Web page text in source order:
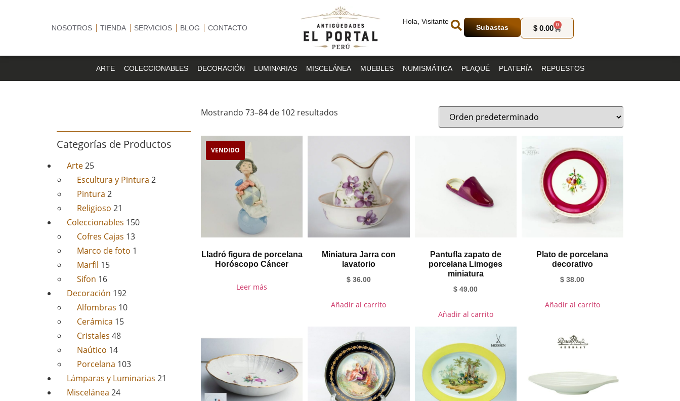
NOSOTROS TIENDA SERVICIOS BLOG CONTACTO
Hola, Visitante
Subastas $ 0.00 0
ARTE COLECCIONABLES DECORACIÓN LUMINARIAS MISCELÁNEA MUEBLES NUMISMÁTICA PLAQUÉ PLATERÍA REPUESTOS
Categorías de Productos
Arte25
Escultura y Pintura 2
Pintura 2
Religioso 21
Coleccionables 150
Cofres Cajas 13
Marco de foto 1
Marfil 15
Sifon 16
Decoración 192
Alfombras 10
Cerámica 15
Cristales 48
Naútico 14
Porcelana 103
Lámparas y Luminarias 21
Miscelánea 24
Mostrando 73–84 de 102 resultados
VENDIDO
Lladró figura de porcelana
Horóscopo Cáncer
Leer más
Miniatura Jarra con
lavatorio
$36.00
Añadir al carrito
Pantufla zapato de
porcelana Limoges
miniatura
$ 49.00
Añadir al carrito
Plato de porcelana
decorativo
$ 38.00
Añadir al carrito